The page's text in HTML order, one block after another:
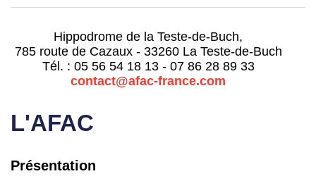
L'AFAC
Présentation
Hippodrome de la Teste-de-Buch,
785 route de Cazaux - 33260 La Teste-de-Buch
Tél. : 05 56 54 18 13 - 07 86 28 89 33
contact@afac-france.com